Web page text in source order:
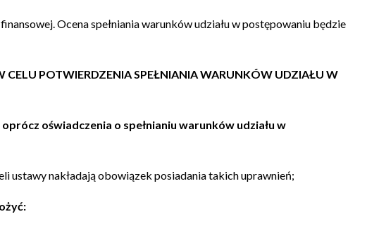
Ocena spełniania warunków udziału w postępowaniu będzie
POTWIERDZENIA SPEŁNIANIA WARUNKÓW UDZIAŁU W
oświadczenia o spełnianiu warunków udziału w
ustawy nakładają obowiązek posiadania takich uprawnień;